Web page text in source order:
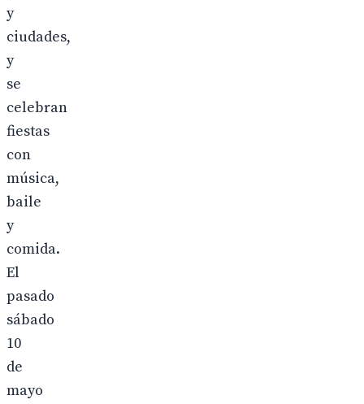
y
ciudades,
y
se
celebran
fiestas
con
música,
baile
y
comida.
El
pasado
sábado
10
de
mayo